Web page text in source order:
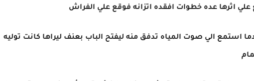
علي اثرها عده خطوات افقده اتزانه فوقع علي الفراش
استمع الي صوت المياه تدفق منه ليفتح الباب بعنف ليراها كانت توليه